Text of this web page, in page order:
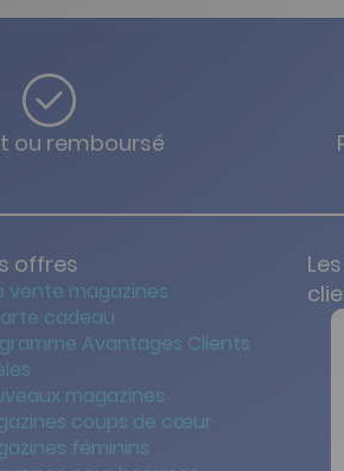
ou remboursé
offres
vente magazines
cadeau
Avantages Clients
magazines
coups de cœur
féminins